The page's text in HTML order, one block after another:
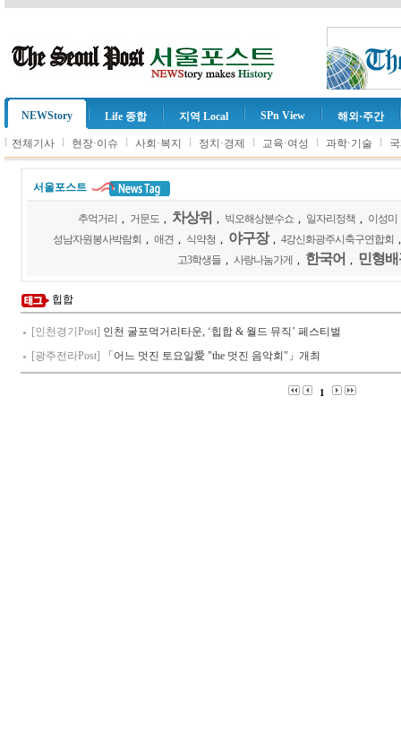
NEWStory Life 종합 지역 Local SPn View 해외·주간
l 전체기사 l 현장·이슈 l 사회·복지 l 정치·경제 l 교육·여성 l 과학·기술 l
서울포스트
추억거리 거문도 차상위 빅오해상분수쇼 일자리정책
이성미
성남자원봉사박람회
애견 식약청 야구장 4강신화광주시축구연합회
고3학생들
사랑나눔가게 한국어 민형
힙합
[인천경기Post] 인천 굴포먹거리타운, ‘힙합 & 월드 뮤직’ 페스티벌
[광주전라Post]
「어느 멋진 토요일愛 "the 멋진 음악회"」개최
1